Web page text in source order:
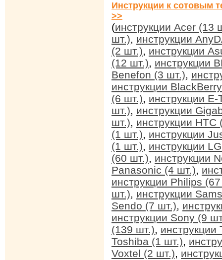
Инструкции к сотовым
>>
(инструкции Acer (13
шт.), инструкции
(2 шт.), инструкции
(12 шт.), инструкции
Benefon (3 шт.),
инструкции
(6 шт.), инструкции
шт.), инструкции
шт.), инструкции HTC
(1 шт.), инструкции
(1 шт.), инструкции
(60 шт.), инструкции
Panasonic (4 шт.),
инструкции Philips
шт.), инструкции
Sendo (7 шт.),
инструкции Sony (9
(139 шт.), инструкции
Toshiba (1 шт.),
Voxtel (2 шт.),